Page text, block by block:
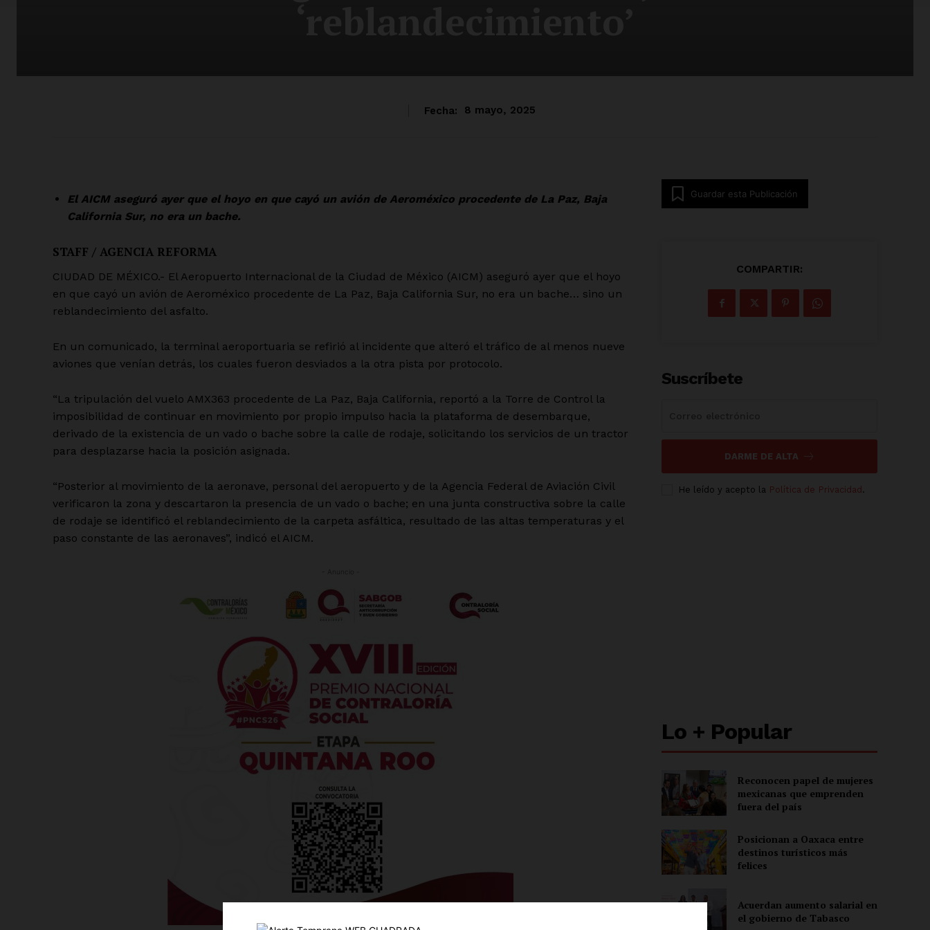
Luces
Del Siglo
Fecha: 8 mayo, 2025
El AICM aseguró ayer que el hoyo en que cayó un avión de Aeroméxico procedente de La Paz, Baja
California Sur, no era un bache.
STAFF / AGENCIA REFORMA
CIUDAD DE MÉXICO.- El Aeropuerto Internacional de la Ciudad de México (AICM) aseguró ayer que el hoyo
en que cayó un avión de Aeroméxico procedente de La Paz, Baja California Sur, no era un bache… sino un
reblandecimiento del asfalto.
En un comunicado, la terminal aeroportuaria se refirió al incidente que alteró el tráfico de al menos nueve
aviones que venían detrás, los cuales fueron desviados a la otra pista por protocolo.
“La tripulación del vuelo AMX363 procedente de La Paz, Baja California, reportó a la Torre de Control la
imposibilidad de continuar en movimiento por propio impulso hacia la plataforma de desembarque,
derivado de la existencia de un vado o bache sobre la calle de rodaje, solicitando los servicios de un tractor
para desplazarse hacia la posición asignada.
“Posterior al movimiento de la aeronave, personal del aeropuerto y de la Agencia Federal de Aviación Civil
verificaron la zona y descartaron la presencia de un vado o bache; en una junta constructiva sobre la calle
de rodaje se identificó el reblandecimiento de la carpeta asfáltica, resultado de las altas temperaturas y el
paso constante de las aeronaves”, indicó el AICM.
Guardar esta Publicación
COMPARTIR:
Suscríbete
DARME DE ALTA
He leído y acepto la Política de Privacidad .
Lo + Popular
Reconocen papel de mujeres
mexicanas que emprenden
fuera del país
Posicionan a Oaxaca entre
destinos turísticos más
felices
Acuerdan aumento salarial en
el gobierno de Tabasco